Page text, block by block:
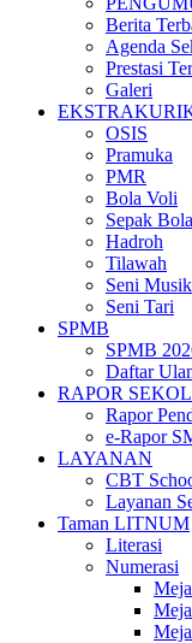
Berita
Agenda
Prestasi
Galeri
OSIS
Pramuka
PMR
Bola Voli
Sepak Bola
Hadroh
Tilawah
Seni Musik
Seni Tari
SPMB
SPMB
Daftar
RAPOR
Rapor
e-Rapor
LAYANAN
CBT
Layanan
Taman LITNUM
Literasi
Numerasi